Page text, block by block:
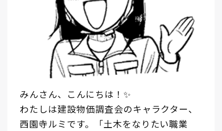
みんさん、こんにちは！✨
わたしは建設物価調査会のキャラクター、
西園寺ルミです。「土木をなりたい職業